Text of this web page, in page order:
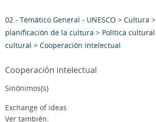
02 - Temático General - UNESCO > Cultura >
planificación de la cultura > Política cultural
cultural > Cooperación intelectual
Cooperación intelectual
Sinónimos(s)
Exchange of ideas
Ver también: